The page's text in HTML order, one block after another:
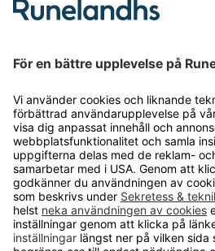
Personuppgiftshantering
OM RUNELANDHS
Om Runelandhs
Köpvillkor
Därför ska du välja oss
Lediga jobb